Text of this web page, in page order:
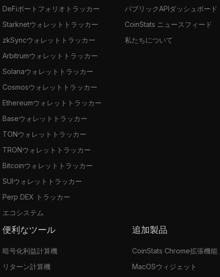
DeFiポートフォリオトラッカー
Starknetウォレットトラッカー
zkSyncウォレットトラッカー
Arbitrumウォレットトラッカー
Solanaウォレットトラッカー
Cosmosウォレットトラッカー
Ethereumウォレットトラッカー
Baseウォレットトラッカー
TONウォレットトラッカー
TRONウォレットトラッカー
Bitcoinウォレットトラッカー
SUIウォレットトラッカー
Perp DEX トラッカー
エコシステム
パブリックAPIダッシュボード
CoinStats ニュースフィード
私たちについて
便利なツール
暗号化利益計算機
リターン計算機
追加製品
CoinStats Chrome拡張機能
MacOSウィジェット